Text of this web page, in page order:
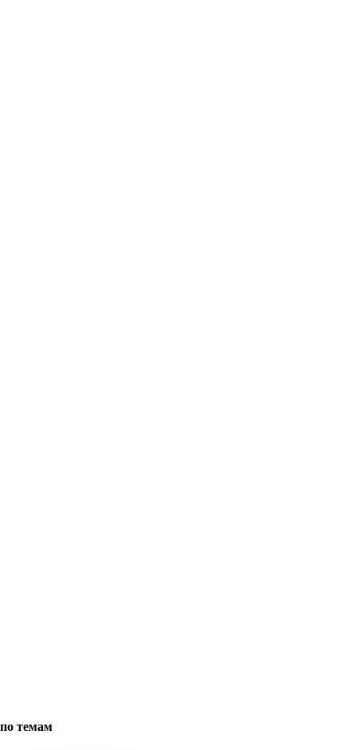
по темам